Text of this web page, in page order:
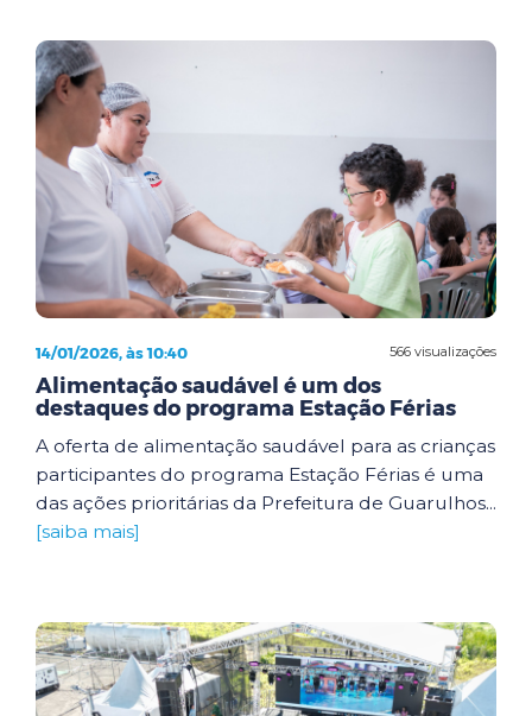
566 visualizações
14/01/2026, às 10:40
Alimentação saudável é um dos
destaques do programa Estação Férias
A oferta de alimentação saudável para as crianças
participantes do programa Estação Férias é uma
das ações prioritárias da Prefeitura de Guarulhos...
[saiba mais]